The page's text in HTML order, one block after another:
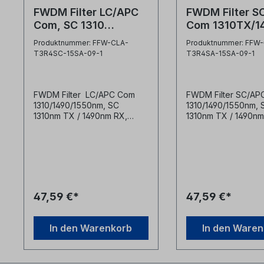
FWDM Filter LC/APC
Com, SC 1310
TX/1490RX, SC/APC
1550 0.9mm 1m
Produktnummer: FFW-CLA-
T3R4SC-15SA-09-1
FWDM Filter LC/APC Com
1310/1490/1550nm, SC
1310nm TX / 1490nm RX,
1490nm RX (IP Signal) Port
3: Pass: SC/APC
Channel Wellenlänge P1 zu
P3: 1545nm -
47,59 €*
In den Warenkorb
FWDM Filter
Com 1310TX/
1550 0.9mm
Produktnummer:
T3R4SA-15SA-09-1
FWDM Filter SC/
1310/1490/1550nm,
1310nm TX /
1490nm RX (IP
3: Pass: SC/
Channel
P3: 1535nm -
47,59 €*
In den